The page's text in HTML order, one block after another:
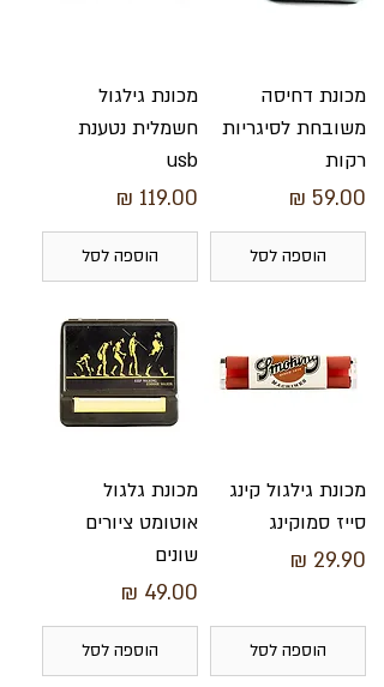
מכונת דחיסה
משובחת לסיגריות
רקות
מחיר
הוספה לסל
מכונת גילגול
חשמלית נטענת
usb
מחיר
הוספה לסל
מכונת גילגול קינג
סייז סמוקינג
מחיר
הוספה לסל
מכונת גלגול
אוטומט ציורים
שונים
מחיר
הוספה לסל